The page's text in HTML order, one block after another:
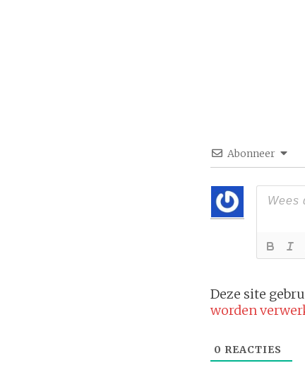
Abonneer
Deze site
worden
0 REACTIES